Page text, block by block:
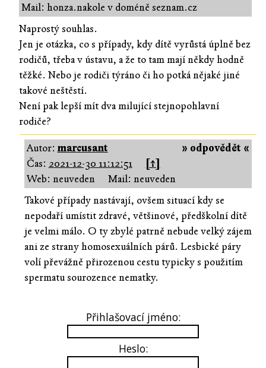
Mail: honza.nakole v doméně seznam.cz
Naprostý souhlas.
Jen je otázka, co s případy, kdy dítě vyrůstá úplně bez
rodičů, třeba v ústavu, a že to tam mají někdy hodně
těžké. Nebo je rodiči týráno či ho potká nějaké jiné
takové neštěstí.
Není pak lepší mít dva milující stejnopohlavní
rodiče?
» odpovědět «
Autor:marcusant
Čas: 2021-12-30 11:12:51
[↑]
Web: neuveden
Mail: neuveden
Takové případy nastávají, ovšem situací kdy se
nepodaří umístit zdravé, většinové, předškolní dítě
je velmi málo. O ty zbylé patrně nebude velký zájem
ani ze strany homosexuálních párů. Lesbické páry
volí převážně přirozenou cestu typicky s použitím
spermatu sourozence nematky.
Přihlašovací jméno:
Heslo: